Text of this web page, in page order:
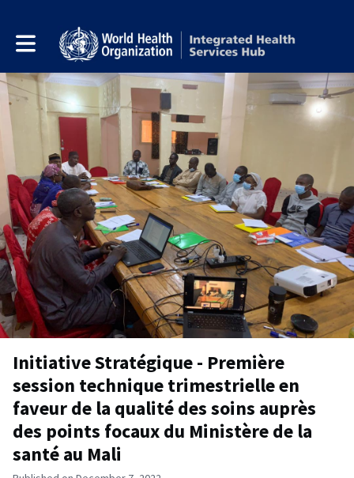
Toggle main navigation
Initiative Stratégique - Première
session technique trimestrielle en
faveur de la qualité des soins auprès
des points focaux du Ministère de la
santé au Mali